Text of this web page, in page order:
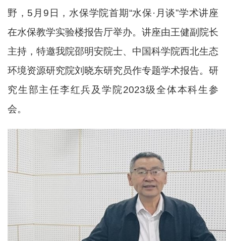
野， 5月9日，水保学院首期“水保·月谈”学术讲座
在水保教学实验楼报告厅举办。 讲座由王健副院长
主持，特邀我院邵明安院士、中 国科学院西北生态
环境资源研究院刘晓东研究员作专题学术报告。 研
究生部主任李红兵及学院2023级全体本科生参
会。